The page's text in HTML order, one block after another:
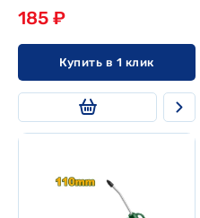
185 ₽
Купить в 1 клик